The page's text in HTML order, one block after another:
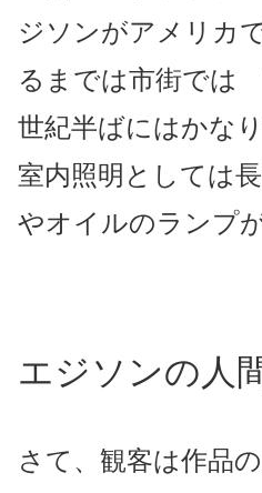
ジソンがアメリカ
るまでは市街では
世紀半ばにはかな
室内照明としては
やオイルのランプ
エジソンの人
さて、観客は作品